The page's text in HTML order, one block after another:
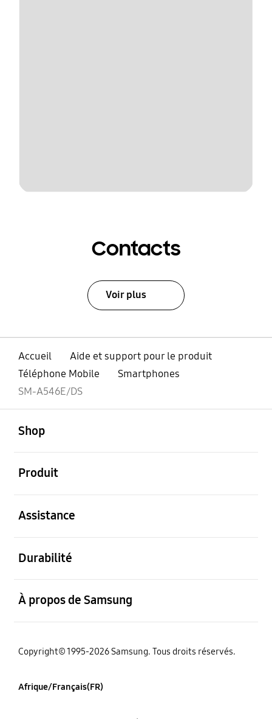
Contacts
Voir plus
Accueil
Aide et support pour le produit
Téléphone Mobile
Smartphones
SM-A546E/DS
Shop
Produit
Assistance
Durabilité
À propos de Samsung
Copyright© 1995-2026 Samsung. Tous droits réservés.
Afrique/Français(FR)